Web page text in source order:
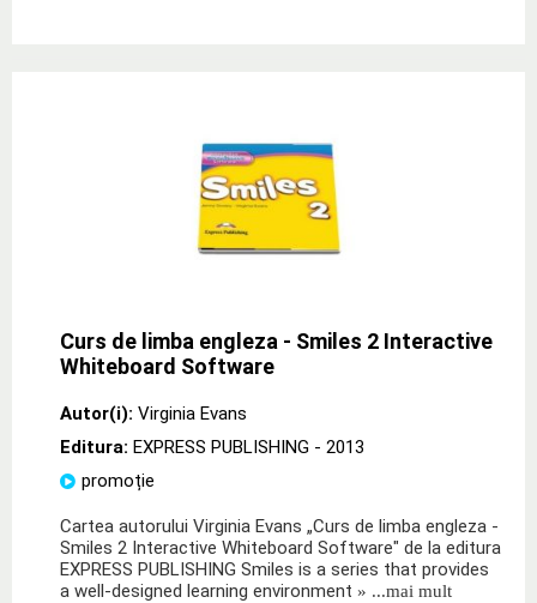
Curs de limba engleza - Smiles 2 Interactive
Whiteboard Software
Autor(i): Virginia Evans
Editura: EXPRESS PUBLISHING - 2013
promoție
Cartea autorului Virginia Evans „Curs de limba engleza -
Smiles 2 Interactive Whiteboard Software" de la editura
EXPRESS PUBLISHING Smiles is a series that provides
a well-designed learning environment » ...mai mult